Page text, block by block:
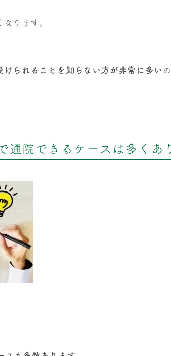
ります。
られることを知らない方が非常に多い
通院できるケースは多くあ